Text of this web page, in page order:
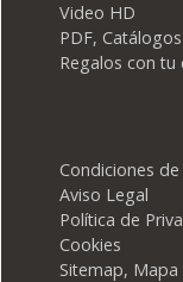
Video HD
PDF,
Regalos con tu
Condiciones
Aviso Legal
Política de
Cookies
Sitemap,